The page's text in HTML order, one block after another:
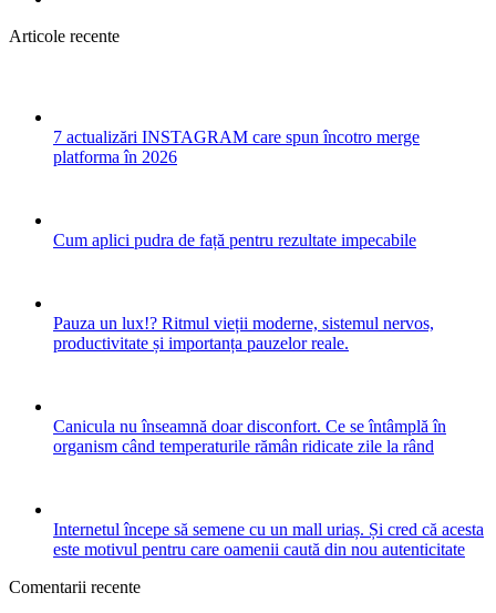
Articole recente
7 actualizări INSTAGRAM care spun încotro merge
platforma în 2026
Cum aplici pudra de față pentru rezultate impecabile
Pauza un lux!? Ritmul vieții moderne, sistemul nervos,
productivitate și importanța pauzelor reale.
Canicula nu înseamnă doar disconfort. Ce se întâmplă în
organism când temperaturile rămân ridicate zile la rând
Internetul începe să semene cu un mall uriaș. Și cred că acesta
este motivul pentru care oamenii caută din nou autenticitate
Comentarii recente